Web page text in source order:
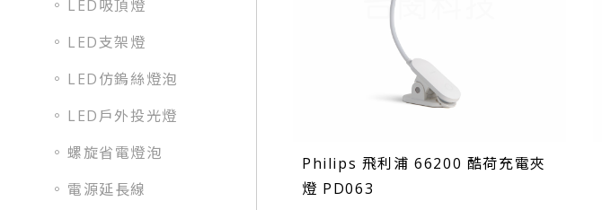
LED吸頂燈
LED支架燈
LED仿鎢絲燈泡
LED戶外投光燈
螺旋省電燈泡
電源延長線
Philips 飛利浦 66200 酷荷充電夾
燈 PD063